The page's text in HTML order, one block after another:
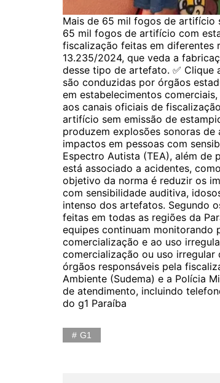
Mais de 65 mil fogos de artifício
65 mil fogos de artifício com
fiscalização feitas em diferentes
13.235/2024, que veda a
desse tipo de artefato. ✅ Clique
são conduzidas por órgãos
em estabelecimentos
aos canais oficiais de
artifício sem emissão de
produzem explosões sonoras
impactos em pessoas com
Espectro Autista (TEA), além de
está associado a acidentes,
objetivo da norma é reduzir os
com sensibilidade auditiva,
intenso dos artefatos. Segundo
feitas em todas as regiões da
equipes continuam monitorando
comercialização e ao uso
comercialização ou uso
órgãos responsáveis pela
Ambiente (Sudema) e a Polícia
de atendimento, incluindo
do g1 Paraíba
G1